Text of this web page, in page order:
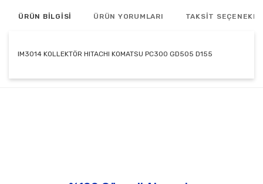
ÜRÜN BİLGİSİ ÜRÜN YORUMLARI TAKSİT
IM3014 KOLLEKTÖR HITACHI KOMATSU PC300 GD505 D155